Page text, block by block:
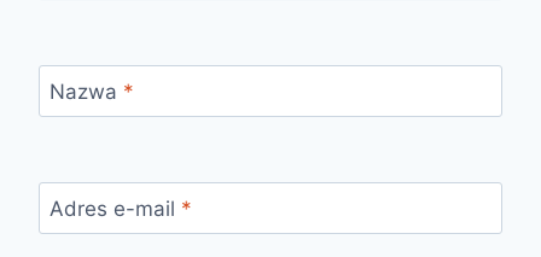
Nazwa *
Adres e-mail *